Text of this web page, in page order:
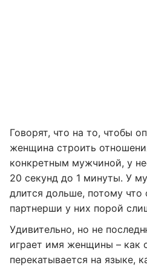
Говорят, что на то, чтобы
женщина строить
конкретным мужчиной, у
20 секунд до 1 минуты. У
длится дольше, потому
партнерши у них порой
Удивительно, но не
играет имя женщины – как
перекатывается на языке,